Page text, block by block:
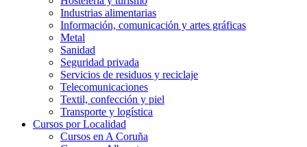
Industrias alimentarias
Información, comunicación y artes gráficas
Metal
Sanidad
Seguridad privada
Servicios de residuos y reciclaje
Telecomunicaciones
Textil, confección y piel
Transporte y logística
Cursos por Localidad
Cursos en A Coruña